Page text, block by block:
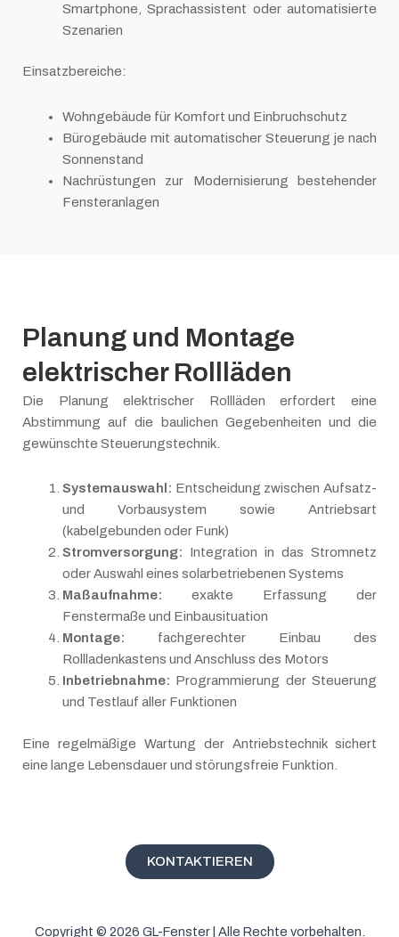
Smartphone, Sprachassistent oder automatisierte
Szenarien
Einsatzbereiche:
Wohngebäude für Komfort und Einbruchschutz
Bürogebäude mit automatischer Steuerung je nach
Sonnenstand
Nachrüstungen zur Modernisierung bestehender
Fensteranlagen
Planung und Montage
elektrischer Rollläden
Die Planung elektrischer Rollläden erfordert eine
Abstimmung auf die baulichen Gegebenheiten und die
gewünschte Steuerungstechnik.
Systemauswahl: Entscheidung zwischen Aufsatz-
und Vorbausystem sowie Antriebsart
(kabelgebunden oder Funk)
Stromversorgung: Integration in das Stromnetz
oder Auswahl eines solarbetriebenen Systems
Maßaufnahme: exakte Erfassung der
Fenstermaße und Einbausituation
Montage: fachgerechter Einbau des
Rollladenkastens und Anschluss des Motors
Inbetriebnahme: Programmierung der Steuerung
und Testlauf aller Funktionen
Eine regelmäßige Wartung der Antriebstechnik sichert
eine lange Lebensdauer und störungsfreie Funktion.
KONTAKTIEREN
Copyright © 2026 GL-Fenster | Alle Rechte vorbehalten.